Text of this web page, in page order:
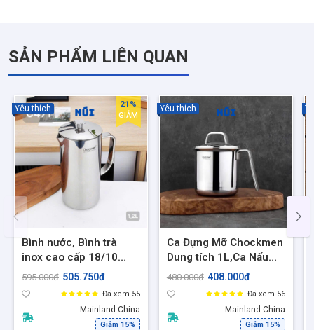
💡 CHOCKMEN – NHỎ GỌN NHƯNG ĐẲNG CẤP
sử dụng tinh gọn, sạch sẽ và chuyên nghiệp hơn cho mọi gian
SẢN PHẨM LIÊN QUAN
Bình nước, Bình trà
inox cao cấp 18/10
Chockmen Dung tích
trọng, sáng bóng, bền
đẹp
595.000đ 505.750đ
Đã xem 55
Mainland China
Giảm 15%
Yêu thích 21%
GIẢM
Ca Đựng Mỡ Chockmen
Dung tích 1L,Ca Nấu
mỳ inox cao cấp 18/10,
480.000đ 408.000đ
Đã xem 56
Mainland China
Giảm 15%
Yêu thích